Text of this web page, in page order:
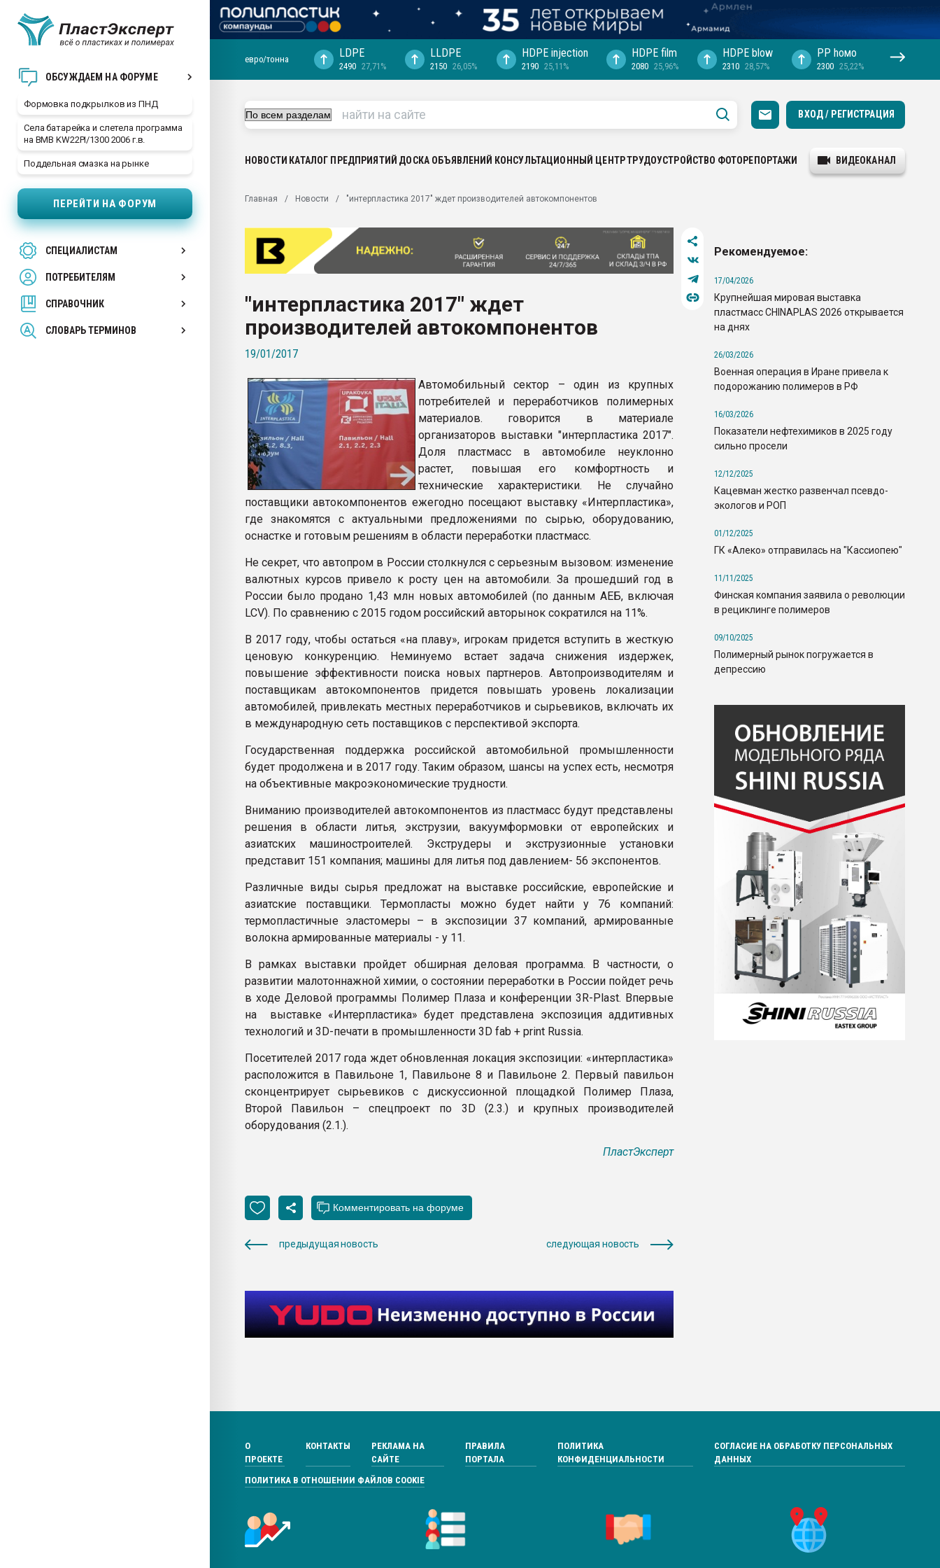
ОБСУЖДАЕМ НА ФОРУМЕ
Формовка подкрылков из ПНД
Села батарейка и слетела программа
на BMB KW22PI/1300 2006 г.в.
Поддельная смазка на рынке
ПЕРЕЙТИ НА ФОРУМ
СПЕЦИАЛИСТАМ
ПОТРЕБИТЕЛЯМ
СПРАВОЧНИК
СЛОВАРЬ ТЕРМИНОВ
29.07.2026 ФРП помог "Ижевскому
Вакуум-формовочные машины:
28.07.2026 Автоматизация выходит на
первый план в переработке
пластмасс
ситуацией на строительном рынке
Всё, что касается выдува ПЭТ
бутылок
ПЕРЕЙТИ НА ФОРУМ
евро/тонна LDPE
2490 27,71%
LLDPE
2150 26,05%
HDPE injection
2190 25,11%
HDPE film
2080 25,96%
HDPE blow
2310 28,57%
PP hомо
2300 25,22%
ВХОД / РЕГИСТРАЦИЯ
НОВОСТИ КАТАЛОГ ПРЕДПРИЯТИЙ ДОСКА ОБЪЯВЛЕНИЙ КОНСУЛЬТАЦИОННЫЙ ЦЕНТРТРУДОУСТРОЙСТВО ФОТОРЕПОРТАЖИ ВИДЕОКАНАЛ
Главная Новости "интерпластика 2017" ждет производителей автокомпонентов
"интерпластика 2017" ждет
производителей автокомпонентов
19/01/2017
Автомобильный сектор – один из крупных
потребителей и переработчиков полимерных
материалов. говорится в материале
организаторов выставки "интерпластика 2017".
Доля пластмасс в автомобиле неуклонно
растет, повышая его комфортность и
технические характеристики. Не случайно
поставщики автокомпонентов ежегодно посещают выставку «Интерпластика»,
где знакомятся с актуальными предложениями по сырью, оборудованию,
оснастке и готовым решениям в области переработки пластмасс.
Не секрет, что автопром в России столкнулся с серьезным вызовом: изменение
валютных курсов привело к росту цен на автомобили. За прошедший год в
России было продано 1,43 млн новых автомобилей (по данным АЕБ, включая
LCV). По сравнению с 2015 годом российский авторынок сократился на 11%.
В 2017 году, чтобы остаться «на плаву», игрокам придется вступить в жесткую
ценовую конкуренцию. Неминуемо встает задача снижения издержек,
повышение эффективности поиска новых партнеров. Автопроизводителям и
поставщикам автокомпонентов придется повышать уровень локализации
автомобилей, привлекать местных переработчиков и сырьевиков, включать их
в международную сеть поставщиков с перспективой экспорта.
Государственная поддержка российской автомобильной промышленности
будет продолжена и в 2017 году. Таким образом, шансы на успех есть, несмотря
на объективные макроэкономические трудности.
Вниманию производителей автокомпонентов из пластмасс будут представлены
решения в области литья, экструзии, вакуумформовки от европейских и
азиатских машиностроителей. Экструдеры и экструзионные установки
представит 151 компания; машины для литья под давлением- 56 экспонентов.
Различные виды сырья предложат на выставке российские, европейские и
азиатские поставщики. Термопласты можно будет найти у 76 компаний:
термопластичные эластомеры – в экспозиции 37 компаний, армированные
волокна армированные материалы - у 11.
В рамках выставки пройдет обширная деловая программа. В частности, о
развитии малотоннажной химии, о состоянии переработки в России пойдет речь
в ходе Деловой программы Полимер Плаза и конференции 3R-Plast. Впервые
на выставке «Интерпластика» будет представлена экспозиция аддитивных
технологий и 3D-печати в промышленности 3D fab + print Russia.
Посетителей 2017 года ждет обновленная локация экспозиции: «интерпластика»
расположится в Павильоне 1, Павильоне 8 и Павильоне 2. Первый павильон
сконцентрирует сырьевиков с дискуссионной площадкой Полимер Плаза,
Второй Павильон – спецпроект по 3D (2.3.) и крупных производителей
оборудования (2.1.).
ПластЭксперт
предыдущая новость следующая новость
Рекомендуемое:
17/04/2026
Крупнейшая мировая выставка
пластмасс CHINAPLAS 2026 открывается
на днях
26/03/2026
Военная операция в Иране привела к
подорожанию полимеров в РФ
16/03/2026
Показатели нефтехимиков в 2025 году
сильно просели
12/12/2025
Кацевман жестко развенчал псевдо-
экологов и РОП
01/12/2025
ГК «Алеко» отправилась на "Кассиопею"
11/11/2025
Финская компания заявила о революции
в рециклинге полимеров
09/10/2025
Полимерный рынок погружается в
депрессию
О
ПРОЕКТЕ
КОНТАКТЫ
РЕКЛАМА НА
САЙТЕ
ПРАВИЛА
ПОРТАЛА
ПОЛИТИКА
КОНФИДЕНЦИАЛЬНОСТИ
СОГЛАСИЕ НА ОБРАБОТКУ ПЕРСОНАЛЬНЫХ
ДАННЫХ
ПОЛИТИКА В ОТНОШЕНИИ ФАЙЛОВ COOKIE